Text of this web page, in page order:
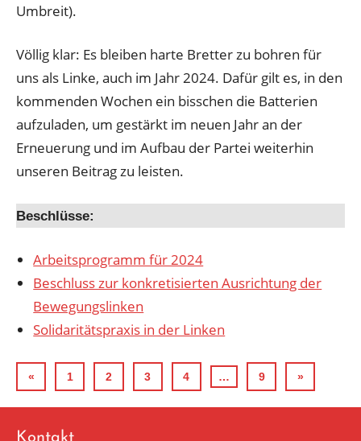
Umbreit).
Völlig klar: Es bleiben harte Bretter zu bohren für
uns als Linke, auch im Jahr 2024. Dafür gilt es, in den
kommenden Wochen ein bisschen die Batterien
aufzuladen, um gestärkt im neuen Jahr an der
Erneuerung und im Aufbau der Partei weiterhin
unseren Beitrag zu leisten.
Beschlüsse:
Arbeitsprogramm für 2024
Beschluss zur konkretisierten Ausrichtung der
Bewegungslinken
Solidaritätspraxis in der Linken
SEITENNUMMERIERUNG
DER
«Vorherige
Beiträge
1 2 3 4 … 9
Nächste
Beiträge
»
Kontakt